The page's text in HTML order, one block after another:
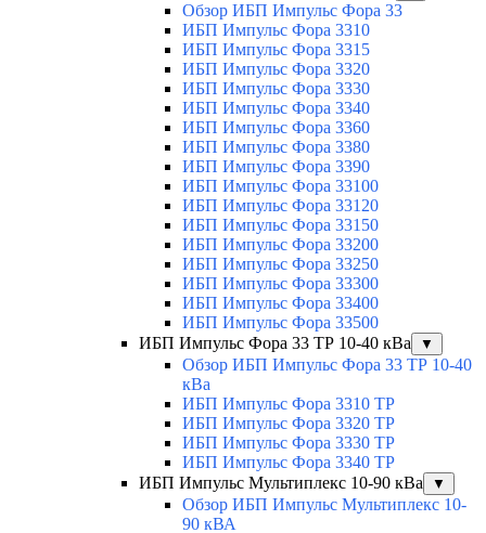
Обзор ИБП Импульс Фора 33
ИБП Импульс Фора 3310
ИБП Импульс Фора 3315
ИБП Импульс Фора 3320
ИБП Импульс Фора 3330
ИБП Импульс Фора 3340
ИБП Импульс Фора 3360
ИБП Импульс Фора 3380
ИБП Импульс Фора 3390
ИБП Импульс Фора 33100
ИБП Импульс Фора 33120
ИБП Импульс Фора 33150
ИБП Импульс Фора 33200
ИБП Импульс Фора 33250
ИБП Импульс Фора 33300
ИБП Импульс Фора 33400
ИБП Импульс Фора 33500
ИБП Импульс Фора 33 ТР 10-40 кВа
▼
Обзор ИБП Импульс Фора 33 ТР 10-40
кВа
ИБП Импульс Фора 3310 ТР
ИБП Импульс Фора 3320 ТР
ИБП Импульс Фора 3330 ТР
ИБП Импульс Фора 3340 ТР
ИБП Импульс Мультиплекс 10-90 кВа
▼
Обзор ИБП Импульс Мультиплекс 10-
90 кВА